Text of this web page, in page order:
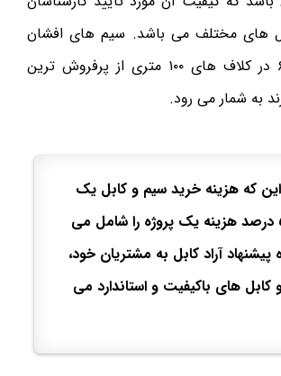
های مختلف می باشد. سیم های افشان
۱٫۵، ۲٫۵، ۴ و ۶ در کلاف های ۱۰۰ متری از پرفروش ترین
به شمار می رود.
این که هزینه خرید سیم و کابل یک
تاسیسات ۵ درصد هزینه یک پروژه را شامل می
پیشنهاد آراد کابل به مشتریان خود،
های باکیفیت و استاندارد می